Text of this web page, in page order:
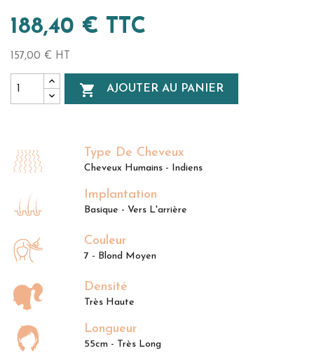
188,40 € TTC
157,00 € HT
 AJOUTER AU PANIER
Type De Cheveux
Cheveux Humains - Indiens
Implantation
Basique - Vers L'arrière
Couleur
7 - Blond Moyen
Densité
Très Haute
Longueur
55cm - Très Long